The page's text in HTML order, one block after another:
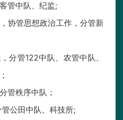
管中队、纪监;
协管思想政治工作，分管新
分管122中队、农管中队、
管秩序中队；
公田中队、科技所;